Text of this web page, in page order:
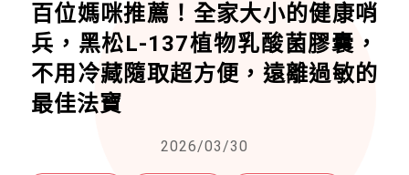
百位媽咪推薦！全家大小的健康哨
兵，黑松L-137植物乳酸菌膠囊，
不用冷藏隨取超方便，遠離過敏的
最佳法寶
2026/03/30